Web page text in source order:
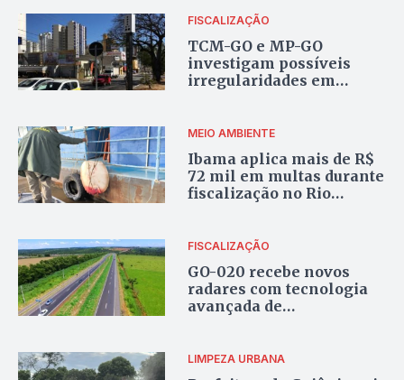
FISCALIZAÇÃO
TCM-GO e MP-GO
investigam possíveis
irregularidades em
MEIO AMBIENTE
Ibama aplica mais de R$
72 mil em multas durante
fiscalização no Rio
FISCALIZAÇÃO
GO-020 recebe novos
radares com tecnologia
avançada de
Goiás
LIMPEZA URBANA